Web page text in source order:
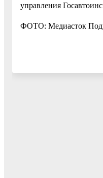
управления
ФОТО: Медиасток